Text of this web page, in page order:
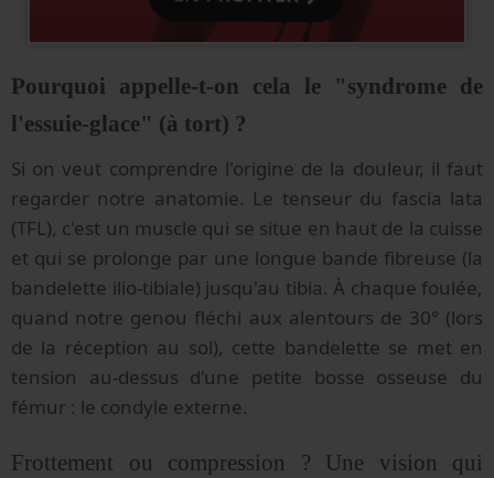
Pourquoi appelle-t-on cela le "syndrome de
l'essuie-glace" (à tort) ?
Si on veut comprendre l'origine de la douleur, il faut
regarder notre anatomie. Le tenseur du fascia lata
(TFL), c'est un muscle qui se situe en haut de la cuisse
et qui se prolonge par une longue bande fibreuse (la
bandelette ilio-tibiale) jusqu'au tibia. À chaque foulée,
quand notre genou fléchi aux alentours de 30° (lors
de la réception au sol), cette bandelette se met en
tension au-dessus d'une petite bosse osseuse du
fémur : le condyle externe.
Frottement ou compression ? Une vision qui